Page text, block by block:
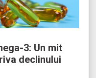
3: Un mit
declinului